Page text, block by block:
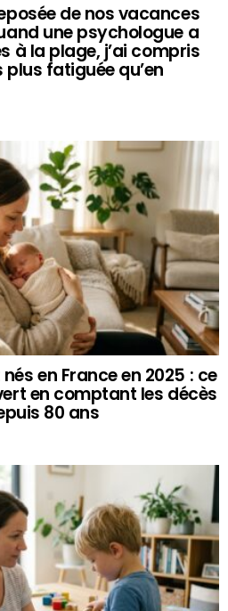
de nos vacances
une psychologue a
à la plage, j’ai compris
fatiguée qu’en
en France en 2025 : ce
en comptant les décès
80 ans